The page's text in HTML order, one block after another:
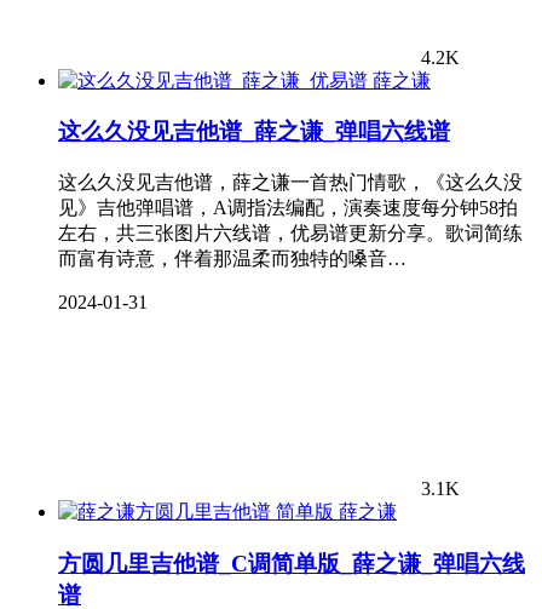
4.2K
薛之谦
这么久没见吉他谱_薛之谦_弹唱六线谱
这么久没见吉他谱，薛之谦一首热门情歌，《这么久没
见》吉他弹唱谱，A调指法编配，演奏速度每分钟58拍
左右，共三张图片六线谱，优易谱更新分享。歌词简练
而富有诗意，伴着那温柔而独特的嗓音…
2024-01-31
3.1K
薛之谦
方圆几里吉他谱_C调简单版_薛之谦_弹唱六线
谱